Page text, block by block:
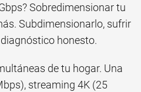
Sobredimensionar tu
Subdimensionarlo, sufrir
honesto.
de tu hogar. Una
streaming 4K (25